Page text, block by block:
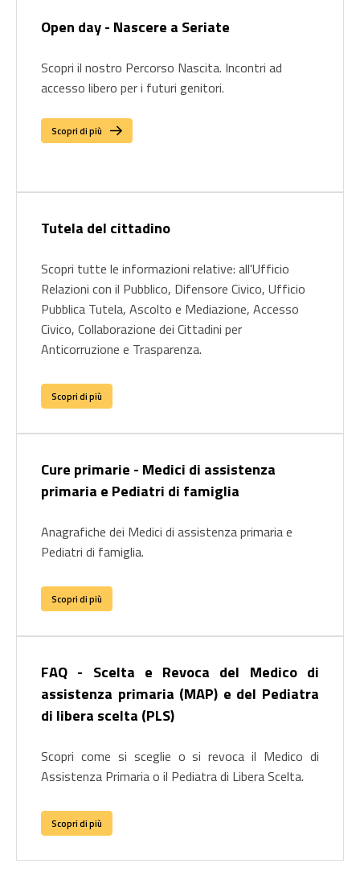
Open day - Nascere a Seriate
Scopri il nostro Percorso Nascita. Incontri ad
accesso libero per i futuri genitori.
Scopri di più
Tutela del cittadino
Scopri tutte le informazioni relative: all'Ufficio
Relazioni con il Pubblico, Difensore Civico, Ufficio
Pubblica Tutela, Ascolto e Mediazione, Accesso
Civico, Collaborazione dei Cittadini per
Anticorruzione e Trasparenza.
Scopri di più
Cure primarie - Medici di assistenza
primaria e Pediatri di famiglia
Anagrafiche dei Medici di assistenza primaria e
Pediatri di famiglia.
Scopri di più
FAQ - Scelta e Revoca del Medico di
assistenza primaria (MAP) e del Pediatra
di libera scelta (PLS)
Scopri come si sceglie o si revoca il Medico di
Assistenza Primaria o il Pediatra di Libera Scelta.
Scopri di più